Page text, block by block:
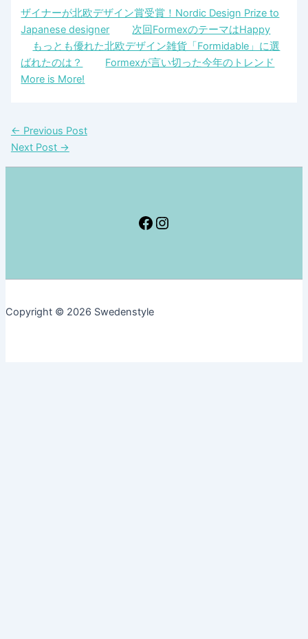
ザイナーが北欧デザイン賞受賞！Nordic Design Prize to
Japanese designer
次回FormexのテーマはHappy
もっとも優れた北欧デザイン雑貨「Formidable」に選
ばれたのは？
Formexが言い切った今年のトレンド
More is More!
← Previous Post
Next Post →
Facebook
Instagram
Copyright © 2026 Swedenstyle